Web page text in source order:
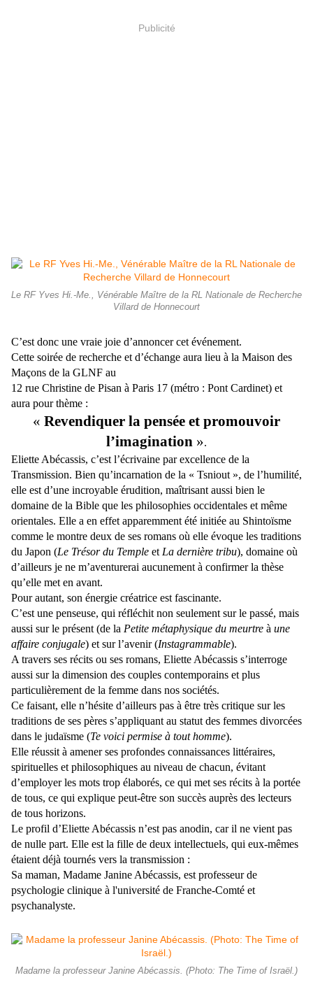
Publicité
Le RF Yves Hi.-Me., Vénérable Maître de la RL Nationale de Recherche
Villard de Honnecourt
C’est donc une vraie joie d’annoncer cet événement.
Cette soirée de recherche et d’échange aura lieu à la Maison des
Maçons de la GLNF au
12 rue Christine de Pisan à Paris 17 (métro : Pont Cardinet) et
aura pour thème :
« Revendiquer la pensée et promouvoir
l’imagination ».
Eliette Abécassis, c’est l’écrivaine par excellence de la
Transmission. Bien qu’incarnation de la « Tsniout », de l’humilité,
elle est d’une incroyable érudition, maîtrisant aussi bien le
domaine de la Bible que les philosophies occidentales et même
orientales. Elle a en effet apparemment été initiée au Shintoïsme
comme le montre deux de ses romans où elle évoque les traditions
du Japon (Le Trésor du Temple et La dernière tribu), domaine où
d’ailleurs je ne m’aventurerai aucunement à confirmer la thèse
qu’elle met en avant.
Pour autant, son énergie créatrice est fascinante.
C’est une penseuse, qui réfléchit non seulement sur le passé, mais
aussi sur le présent (de la Petite métaphysique du meurtre à une
affaire conjugale) et sur l’avenir (Instagrammable).
A travers ses récits ou ses romans, Eliette Abécassis s’interroge
aussi sur la dimension des couples contemporains et plus
particulièrement de la femme dans nos sociétés.
Ce faisant, elle n’hésite d’ailleurs pas à être très critique sur les
traditions de ses pères s’appliquant au statut des femmes divorcées
dans le judaïsme (Te voici permise à tout homme).
Elle réussit à amener ses profondes connaissances littéraires,
spirituelles et philosophiques au niveau de chacun, évitant
d’employer les mots trop élaborés, ce qui met ses récits à la portée
de tous, ce qui explique peut-être son succès auprès des lecteurs
de tous horizons.
Le profil d’Eliette Abécassis n’est pas anodin, car il ne vient pas
de nulle part. Elle est la fille de deux intellectuels, qui eux-mêmes
étaient déjà tournés vers la transmission :
Sa maman, Madame Janine Abécassis, est professeur de
psychologie clinique à l'université de Franche-Comté et
psychanalyste.
Madame la professeur Janine Abécassis. (Photo: The Time of Israël.)